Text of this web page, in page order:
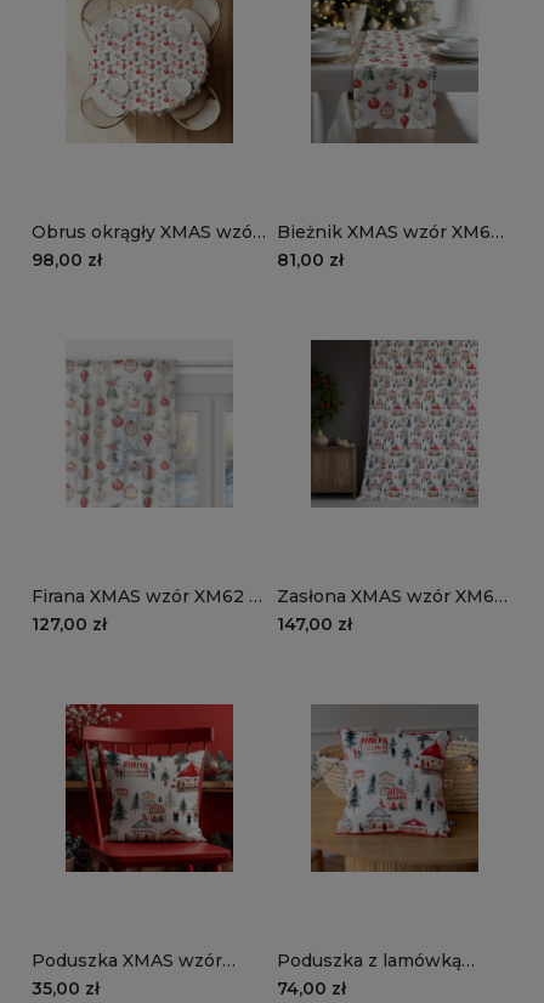
Obrus okrągły XMAS wzór
XM62 | Bombki
98,00 zł
Bieżnik XMAS wzór XM62 |
Bombki choinkowe
81,00 zł
Firana XMAS wzór XM62 |
Bombki choinkowe
127,00 zł
Zasłona XMAS wzór XM64
| Jarmark świąteczny
147,00 zł
Poduszka XMAS wzór
XM64 | Jarmark
35,00 zł
Poduszka z lamówką
XMAS wzór XM64 |
74,00 zł